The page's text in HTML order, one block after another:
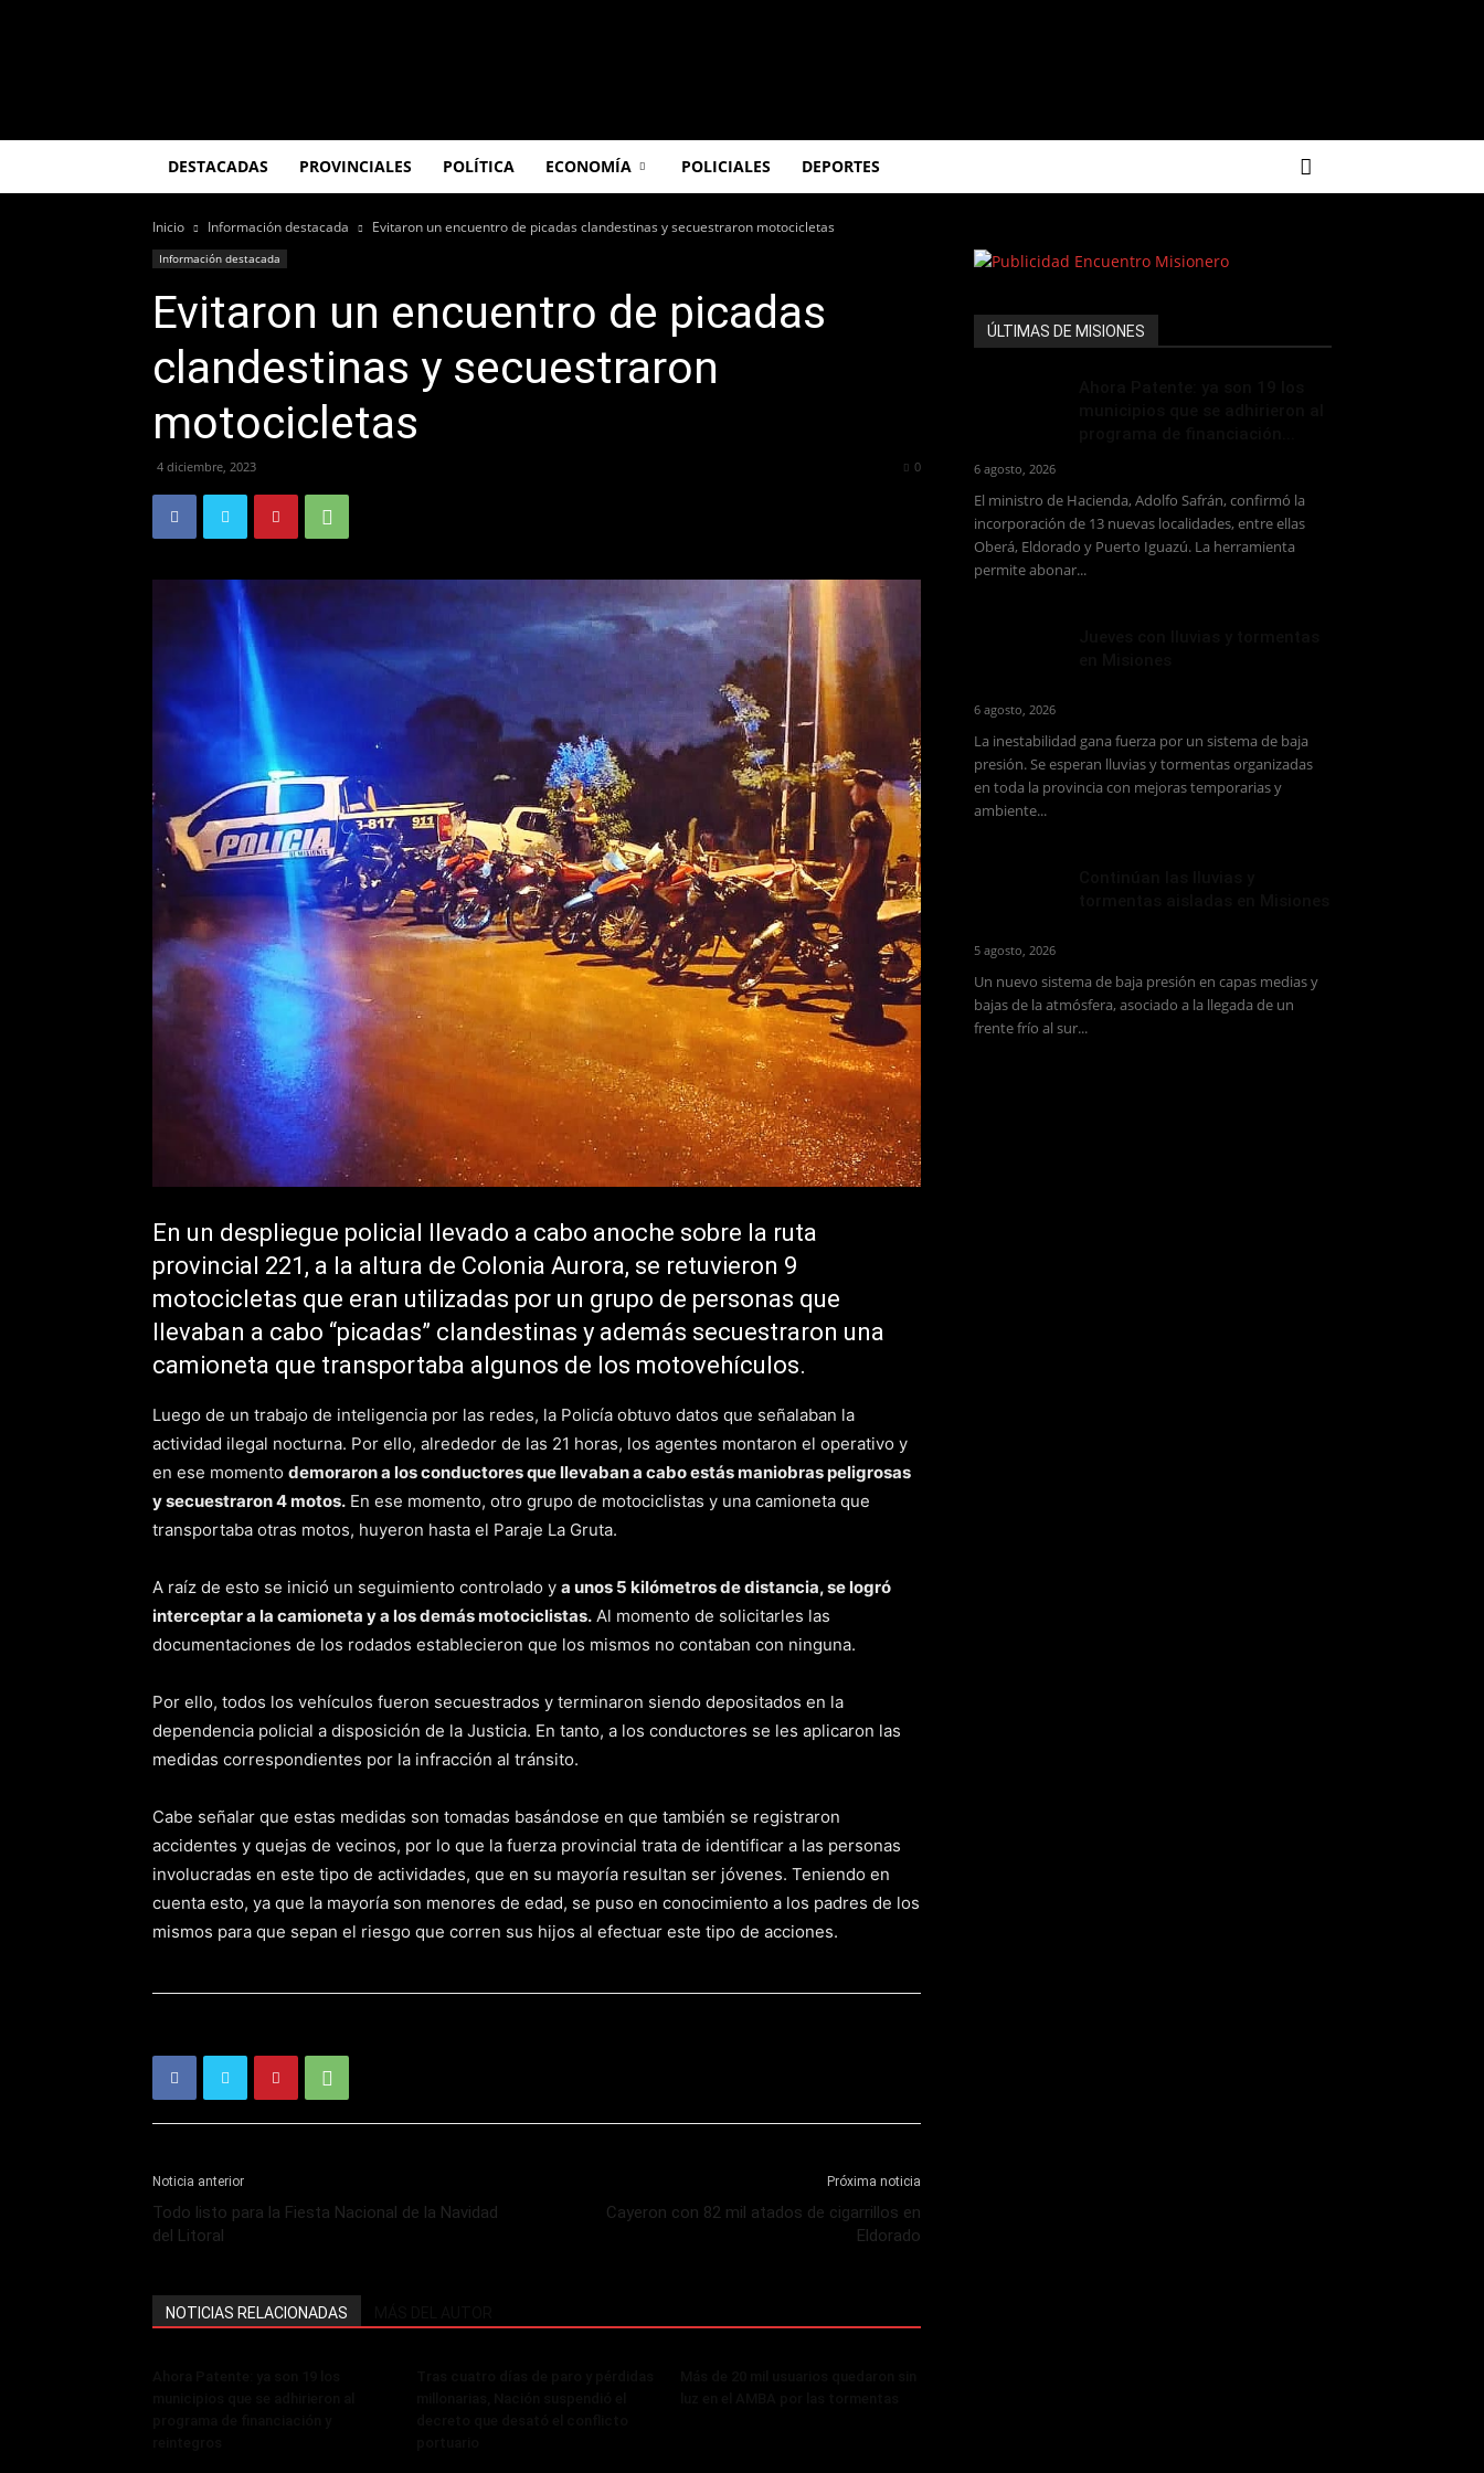
DESTACADAS PROVINCIALES POLÍTICA ECONOMÍA POLICIALES DEPORTES
Inicio Información destacada Evitaron un encuentro de picadas clandestinas y secuestraron motocicletas
Información destacada
Evitaron un encuentro de picadas
clandestinas y secuestraron
motocicletas
4 diciembre, 2023 0
En un despliegue policial llevado a cabo anoche sobre la ruta
provincial 221, a la altura de Colonia Aurora, se retuvieron 9
motocicletas que eran utilizadas por un grupo de personas que
llevaban a cabo “picadas” clandestinas y además secuestraron una
camioneta que transportaba algunos de los motovehículos.
Luego de un trabajo de inteligencia por las redes, la Policía obtuvo datos que señalaban la
actividad ilegal nocturna. Por ello, alrededor de las 21 horas, los agentes montaron el operativo y
en ese momento demoraron a los conductores que llevaban a cabo estás maniobras peligrosas
y secuestraron 4 motos. En ese momento, otro grupo de motociclistas y una camioneta que
transportaba otras motos, huyeron hasta el Paraje La Gruta.
A raíz de esto se inició un seguimiento controlado y a unos 5 kilómetros de distancia, se logró
interceptar a la camioneta y a los demás motociclistas. Al momento de solicitarles las
documentaciones de los rodados establecieron que los mismos no contaban con ninguna.
Por ello, todos los vehículos fueron secuestrados y terminaron siendo depositados en la
dependencia policial a disposición de la Justicia. En tanto, a los conductores se les aplicaron las
medidas correspondientes por la infracción al tránsito.
Cabe señalar que estas medidas son tomadas basándose en que también se registraron
accidentes y quejas de vecinos, por lo que la fuerza provincial trata de identificar a las personas
involucradas en este tipo de actividades, que en su mayoría resultan ser jóvenes. Teniendo en
cuenta esto, ya que la mayoría son menores de edad, se puso en conocimiento a los padres de los
mismos para que sepan el riesgo que corren sus hijos al efectuar este tipo de acciones.
Noticia anterior
Todo listo para la Fiesta Nacional de la Navidad
del Litoral
Próxima noticia
Cayeron con 82 mil atados de cigarrillos en
Eldorado
NOTICIAS RELACIONADAS
ÚLTIMAS DE MISIONES
6 agosto, 2026
El ministro de Hacienda, Adolfo Safrán, confirmó la
incorporación de 13 nuevas localidades, entre ellas
Oberá, Eldorado y Puerto Iguazú. La herramienta
permite abonar...
6 agosto, 2026
La inestabilidad gana fuerza por un sistema de baja
presión. Se esperan lluvias y tormentas organizadas
en toda la provincia con mejoras temporarias y
ambiente...
5 agosto, 2026
Un nuevo sistema de baja presión en capas medias y
bajas de la atmósfera, asociado a la llegada de un
frente frío al sur...